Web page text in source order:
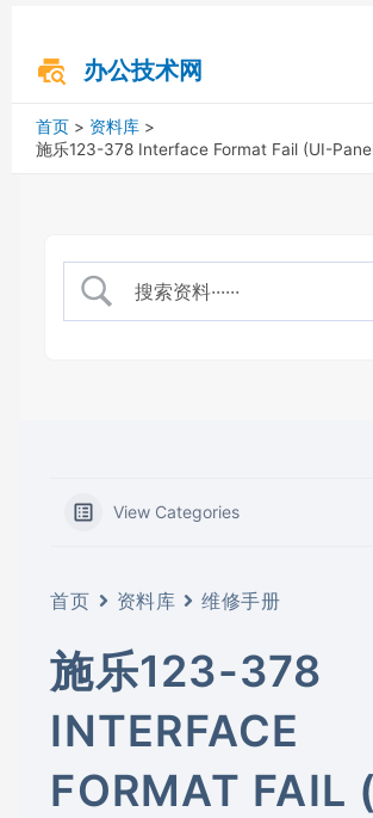
办公技术网
首页
资料库
施乐123-378 Interface Format Fail (UI-
View Categories
首页 资料库 维修手册
施乐123-378
INTERFACE
FORMAT FAIL